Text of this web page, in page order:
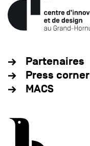
Partenaires
Press corner
MACS